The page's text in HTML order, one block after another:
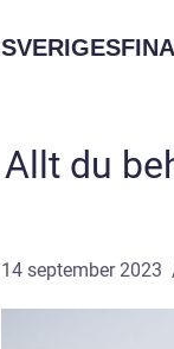
Allt du
14 september 2023